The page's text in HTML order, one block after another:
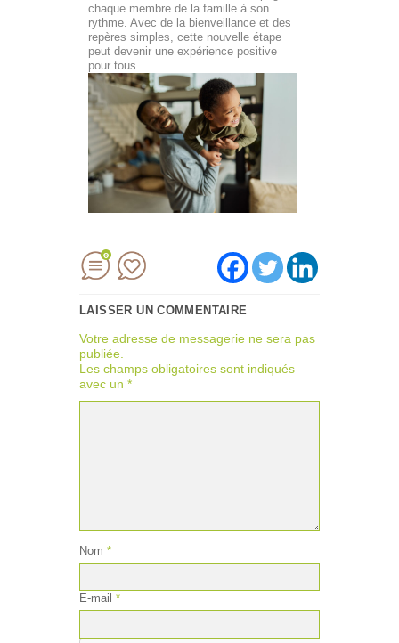
chaque membre de la famille à son
rythme. Avec de la bienveillance et des
repères simples, cette nouvelle étape
peut devenir une expérience positive
pour tous.
0
LAISSER UN COMMENTAIRE
Votre adresse de messagerie ne sera pas
publiée.
Les champs obligatoires sont indiqués
avec un *
Nom *
E-mail *